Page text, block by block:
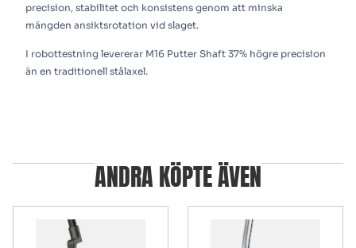
precision, stabilitet och konsistens genom att minska
mängden ansiktsrotation vid slaget.
I robottestning levererar M16 Putter Shaft 37% högre precision
än en traditionell stålaxel.
ANDRA KÖPTE ÄVEN